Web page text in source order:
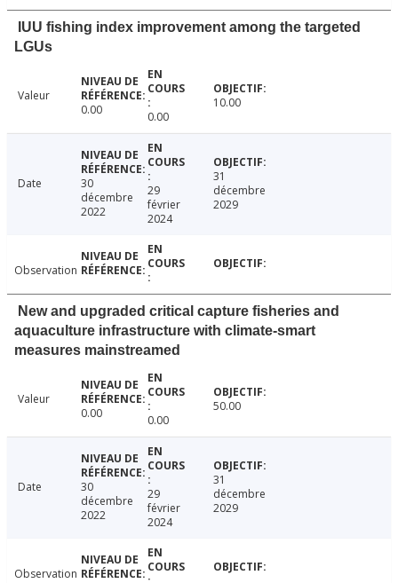
IUU fishing index improvement among the targeted
LGUs
Valeur
0.00
0.00
10.00
Date
30
décembre
2022
29
février
2024
31
décembre
2029
Observation
New and upgraded critical capture fisheries and
aquaculture infrastructure with climate-smart
measures mainstreamed
Valeur
0.00
0.00
50.00
Date
30
décembre
2022
29
février
2024
31
décembre
2029
Observation